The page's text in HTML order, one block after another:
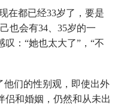
在都已经33岁了，要是
也会有34、35岁的一
叹：“她也太大了”，“不
他们的性别观，即使出外
侣和婚姻，仍然和从未出